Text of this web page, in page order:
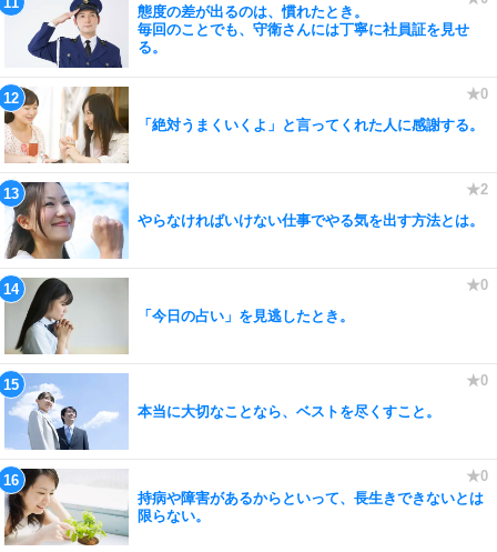
態度の差が出るのは、慣れたとき。
毎回のことでも、守衛さんには丁寧に社員証を見せ
る。
「絶対うまくいくよ」と言ってくれた人に感謝する。
やらなければいけない仕事でやる気を出す方法とは。
「今日の占い」を見逃したとき。
本当に大切なことなら、ベストを尽くすこと。
持病や障害があるからといって、長生きできないとは
限らない。